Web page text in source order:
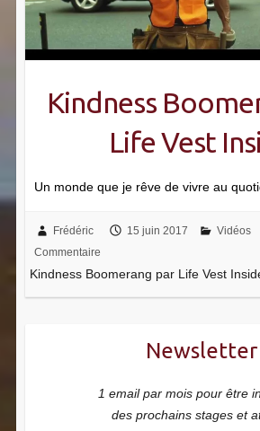
Kindness
Life Vest
Un monde que je rêve de vivre au
Frédéric 15 juin 2017 Vidéos
Commentaire
Kindness Boomerang par Life Vest
Newsletter
1 email par mois pour être
des prochains stages et